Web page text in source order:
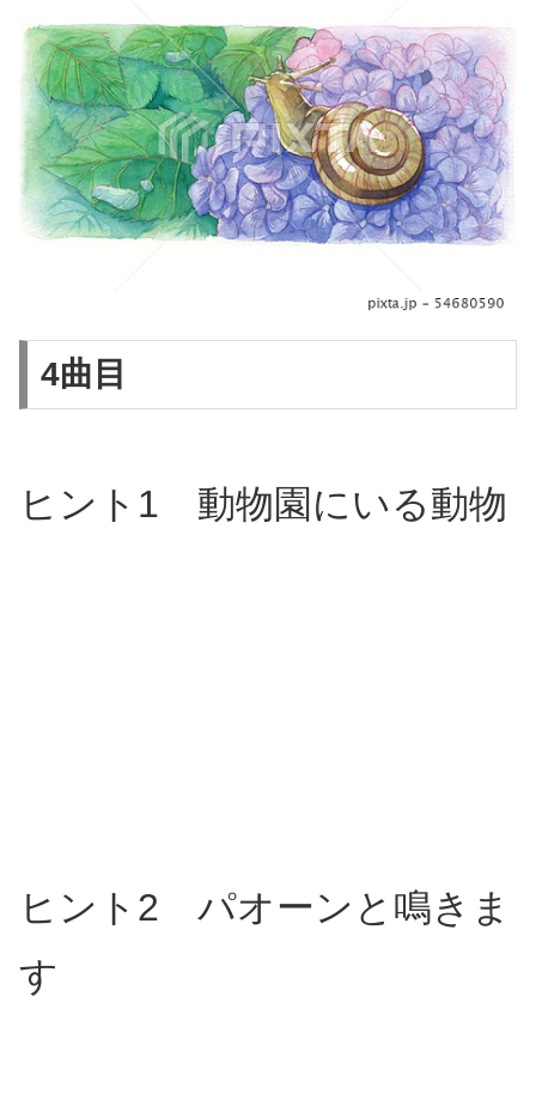
4曲目
ヒント1 動物園にいる動物
ヒント2 パオーンと鳴きま
す